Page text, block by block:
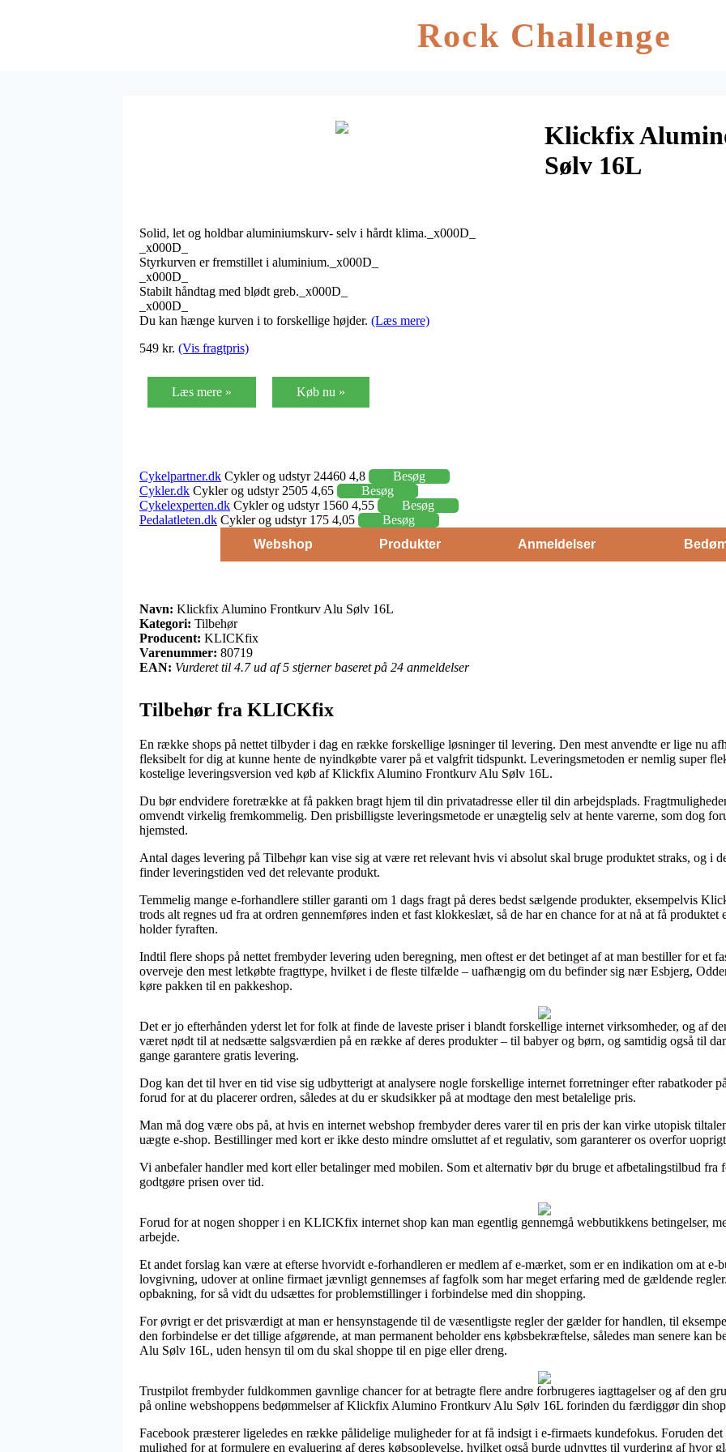
Rock Challenge
Klickfix
Sølv 16L
Solid, let og holdbar aluminiumskurv- selv i hårdt klima._x000D_
_x000D_
Styrkurven er fremstillet i aluminium._x000D_
_x000D_
Stabilt håndtag med blødt greb._x000D_
_x000D_
Du kan hænge kurven i to forskellige højder. (Læs mere)
549 kr. (Vis fragtpris)
Læs mere » Køb nu »
Cykelpartner.dk Cykler og udstyr 24460 4,8
Besøg
Cykler.dk Cykler og udstyr 2505 4,65
Besøg
Cykelexperten.dk Cykler og udstyr 1560 4,55
Besøg
Pedalatleten.dk Cykler og udstyr 175 4,05
Besøg
Webshop
Produkter Anmeldelser
Navn: Klickfix Alumino Frontkurv Alu Sølv 16L
Kategori: Tilbehør
Producent: KLICKfix
Varenummer: 80719
EAN: Vurderet til 4.7 ud af 5 stjerner baseret på 24 anmeldelser
Tilbehør fra KLICKfix
En række shops på nettet tilbyder i dag en række forskellige løsninger til levering. Den mest anvendte er lige nu
fleksibelt for dig at kunne hente de nyindkøbte varer på et valgfrit tidspunkt. Leveringsmetoden er nemlig super
kostelige leveringsversion ved køb af Klickfix Alumino Frontkurv Alu Sølv 16L.
Du bør endvidere foretrække at få pakken bragt hjem til din privatadresse eller til din arbejdsplads.
omvendt virkelig fremkommelig. Den prisbilligste leveringsmetode er unægtelig selv at hente varerne, som dog
hjemsted.
Antal dages levering på Tilbehør kan vise sig at være ret relevant hvis vi absolut skal bruge produktet straks, og i
finder leveringstiden ved det relevante produkt.
Temmelig mange e-forhandlere stiller garanti om 1 dags fragt på deres bedst sælgende produkter, eksempelvis
trods alt regnes ud fra at ordren gennemføres inden et fast klokkeslæt, så de har en chance for at nå at få produktet
holder fyraften.
Indtil flere shops på nettet frembyder levering uden beregning, men oftest er det betinget af at man bestiller for et
overveje den mest letkøbte fragttype, hvilket i de fleste tilfælde – uafhængig om du befinder sig nær Esbjerg,
køre pakken til en pakkeshop.
Det er jo efterhånden yderst let for folk at finde de laveste priser i blandt forskellige internet virksomheder, og af
været nødt til at nedsætte salgsværdien på en række af deres produkter – til babyer og børn, og samtidig også til
gange garantere gratis levering.
Dog kan det til hver en tid vise sig udbytterigt at analysere nogle forskellige internet forretninger efter
forud for at du placerer ordren, således at du er skudsikker på at modtage den mest betalelige pris.
Man må dog være obs på, at hvis en internet webshop frembyder deres varer til en pris der kan virke utopisk
uægte e-shop. Bestillinger med kort er ikke desto mindre omsluttet af et regulativ, som garanterer os overfor
Vi anbefaler handler med kort eller betalinger med mobilen. Som et alternativ bør du bruge et afbetalingstilbud
godtgøre prisen over tid.
Forud for at nogen shopper i en KLICKfix internet shop kan man egentlig gennemgå webbutikkens betingelser,
arbejde.
Et andet forslag kan være at efterse hvorvidt e-forhandleren er medlem af e-mærket, som er en indikation om at e-
lovgivning, udover at online firmaet jævnligt gennemses af fagfolk som har meget erfaring med de gældende
opbakning, for så vidt du udsættes for problemstillinger i forbindelse med din shopping.
For øvrigt er det prisværdigt at man er hensynstagende til de væsentligste regler der gælder for handlen, til
den forbindelse er det tillige afgørende, at man permanent beholder ens købsbekræftelse, således man senere
Alu Sølv 16L, uden hensyn til om du skal shoppe til en pige eller dreng.
Trustpilot frembyder fuldkommen gavnlige chancer for at betragte flere andre forbrugeres iagttagelser og af den
på online webshoppens bedømmelser af Klickfix Alumino Frontkurv Alu Sølv 16L forinden du færdiggør din
Facebook præsterer ligeledes en række pålidelige muligheder for at få indsigt i e-firmaets kundefokus. Foruden
mulighed for at formulere en evaluering af deres købsoplevelse, hvilket også burde udnyttes til vurdering af hvor